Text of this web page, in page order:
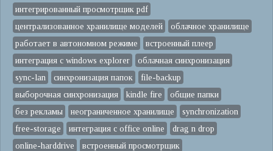
интегрированный просмотрщик pdf
централизованное хранилище моделей
облачное хранилище
работает в автономном режиме
встроенный плеер
интеграция с windows explorer
облачная синхронизация
sync-lan
синхронизация папок
file-backup
выборочная синхронизация
kindle fire
общие папки
без рекламы
неограниченное хранилище
synchronization
free-storage
интеграция с office online
drag n drop
online-harddrive
встроенный просмотрщик